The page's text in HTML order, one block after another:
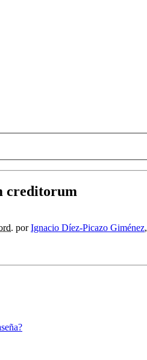
creditorum
porIgnacio Díez-Picazo Giménez,